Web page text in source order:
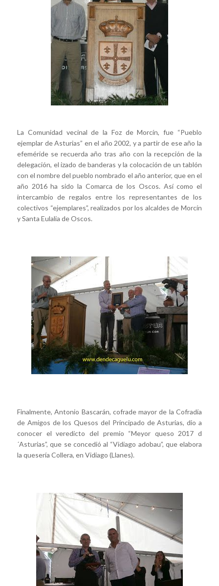
La Comunidad vecinal de la Foz de Morcín, fue “Pueblo
ejemplar de Asturias” en el año 2002, y a partir de ese año la
efeméride se recuerda año tras año con la recepción de la
delegación, el izado de banderas y la colocación de un tablón
con el nombre del pueblo nombrado el año anterior, que en el
año 2016 ha sido la Comarca de los Oscos. Así como el
intercambio de regalos entre los representantes de los
colectivos “ejemplares”, realizados por los alcaldes de Morcín
y Santa Eulalia de Oscos.
Finalmente, Antonio Bascarán, cofrade mayor de la Cofradía
de Amigos de los Quesos del Principado de Asturias, dio a
conocer el veredicto del premio “Meyor queso 2017 d
´Asturias”, que se concedió al “Vidiago adobau”, que elabora
la quesería Collera, en Vidiago (Llanes).